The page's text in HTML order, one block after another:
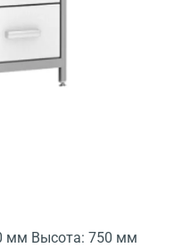
мм Высота: 750 мм